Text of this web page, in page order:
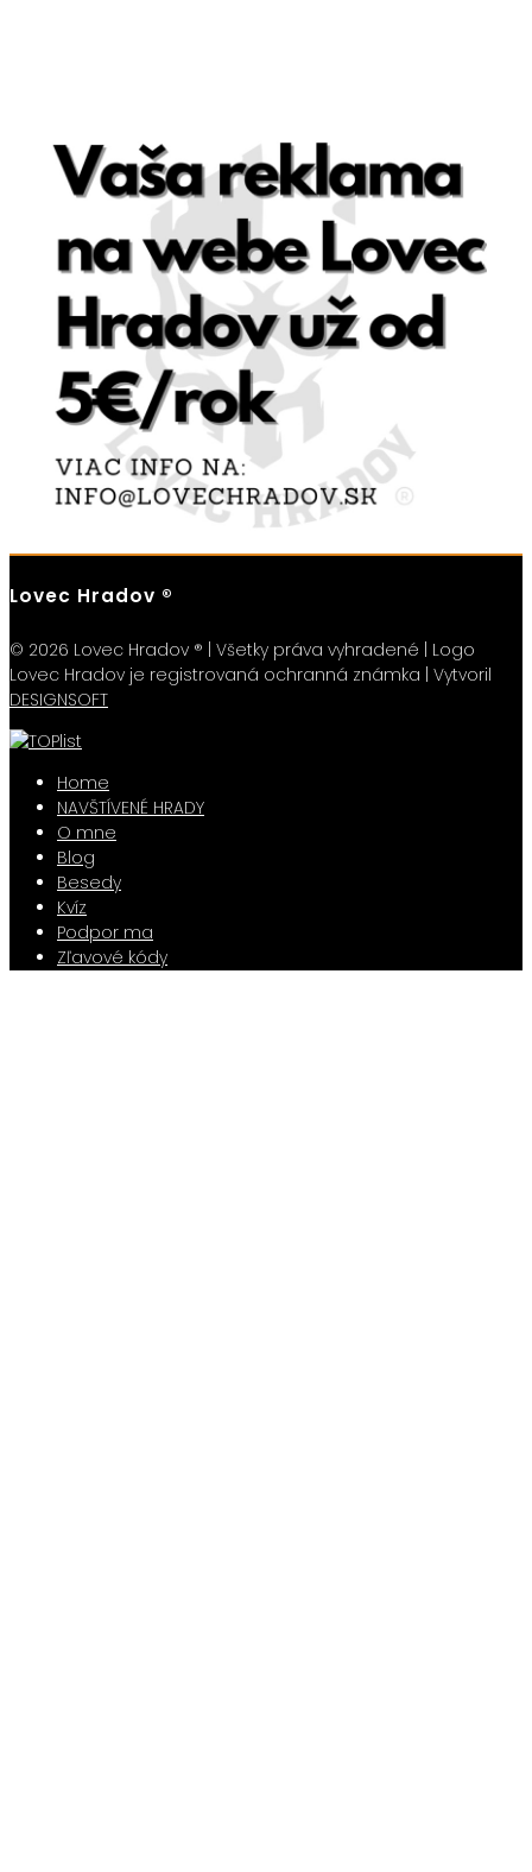
Lovec Hradov ®
© 2026 Lovec Hradov ® | Všetky práva vyhradené | Logo
Lovec Hradov je registrovaná ochranná známka | Vytvoril
DESIGNSOFT
Home
NAVŠTÍVENÉ HRADY
O mne
Blog
Besedy
Kvíz
Podpor ma
Zľavové kódy